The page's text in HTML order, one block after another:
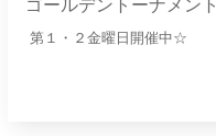
ゴールデントーナメント
第１・２金曜日開催中☆